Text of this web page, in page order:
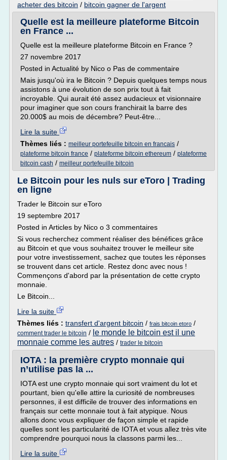
acheter des bitcoin / bitcoin gagner de l'argent
Quelle est la meilleure plateforme Bitcoin
en France ...
Quelle est la meilleure plateforme Bitcoin en France ?
27 novembre 2017
Posted in Actualité by Nico o Pas de commentaire
Mais jusqu'où ira le Bitcoin ? Depuis quelques temps nous
assistons à une évolution de son prix tout à fait
incroyable. Qui aurait été assez audacieux et visionnaire
pour imaginer que son cours franchirait la barre des
20.000$ au mois de décembre? Peut-être...
Lire la suite
Thèmes liés : meilleur portefeuille bitcoin en francais /
plateforme bitcoin france / plateforme bitcoin ethereum / plateforme
bitcoin cash / meilleur portefeuille bitcoin
Le Bitcoin pour les nuls sur eToro | Trading
en ligne
Trader le Bitcoin sur eToro
19 septembre 2017
Posted in Articles by Nico o 3 commentaires
Si vous recherchez comment réaliser des bénéfices grâce
au Bitcoin et que vous souhaitez trouver le meilleur site
pour votre investissement, sachez que toutes les réponses
se trouvent dans cet article. Restez donc avec nous !
Commençons d'abord par la présentation de cette crypto
monnaie.
Le Bitcoin...
Lire la suite
Thèmes liés : transfert d'argent bitcoin / frais bitcoin etoro /
comment trader le bitcoin / le monde le bitcoin est il une
monnaie comme les autres / trader le bitcoin
IOTA : la première crypto monnaie qui
n’utilise pas la ...
IOTA est une crypto monnaie qui sort vraiment du lot et
pourtant, bien qu'elle attire la curiosité de nombreuses
personnes, il est difficile de trouver des informations en
français sur cette monnaie tout à fait atypique. Nous
allons donc vous expliquer de façon simple et rapide
quelles sont les particularité de IOTA et vous allez très vite
comprendre pourquoi nous la classons parmi les...
Lire la suite